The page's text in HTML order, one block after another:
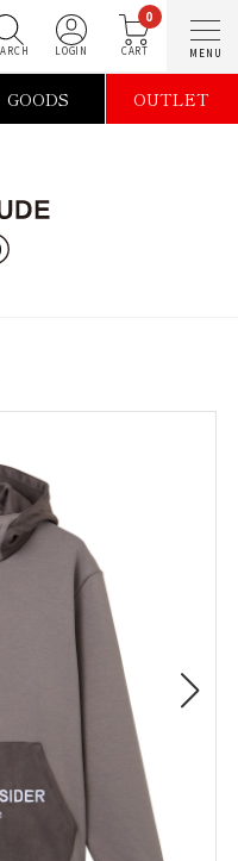
0
GOODS OUTLET